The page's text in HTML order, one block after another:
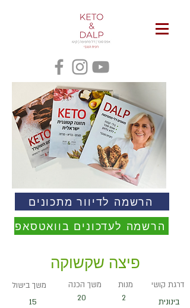
הרשמה לדיוור מתכונים
הרשמה לעדכונים בוואטסאפ
פיצה שקשוקה
משך הכנה
משך בישול
15
20
מנות
2
דרגת קושי
בינונית